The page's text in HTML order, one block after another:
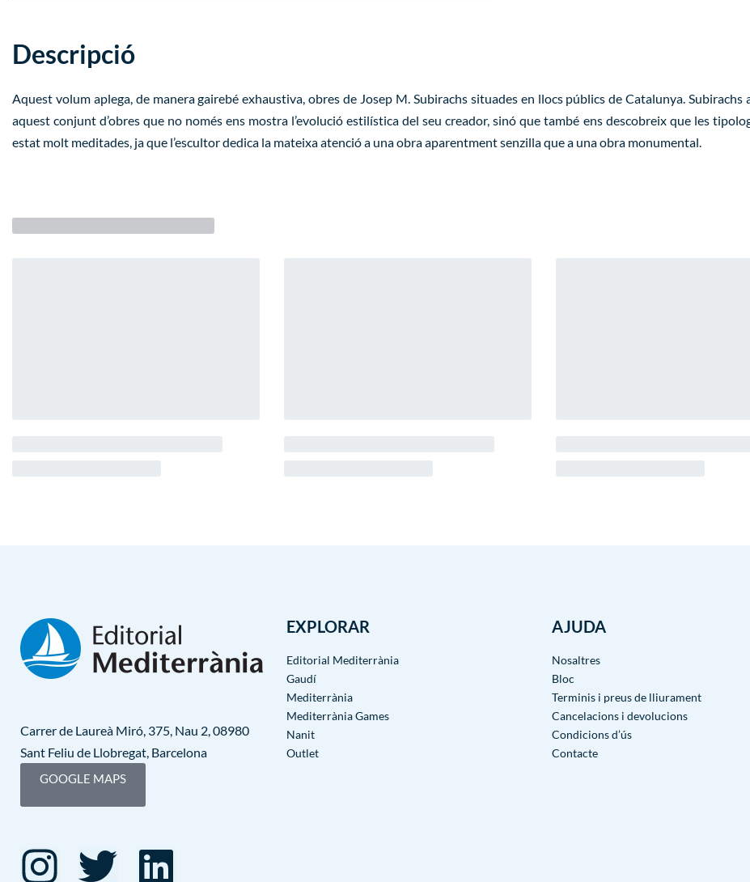
Descripció
Aquest volum aplega, de manera gairebé exhaustiva, obres de Josep M. Subirachs situades en llocs públics de Catalunya.
aquest conjunt d’obres que no només ens mostra l’evolució estilística del seu creador, sinó que també ens descobreix que les
estat molt meditades, ja que l’escultor dedica la mateixa atenció a una obra aparentment senzilla que a una obra monumental.
Carrer de Laureà Miró, 375, Nau 2, 08980
Sant Feliu de Llobregat, Barcelona
GOOGLE MAPS
EXPLORAR
Editorial Mediterrània
Gaudí
Mediterrània
Mediterrània Games
Nanit
Outlet
AJUDA
Nosaltres
Bloc
Terminis i preus de lliurament
Cancelacions i devolucions
Condicions d’ús
Contacte